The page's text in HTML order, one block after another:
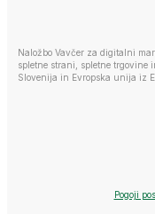
Naložbo Vavčer za digitalni
spletne strani, spletne trgovine
Slovenija in Evropska unija iz
Pogoji